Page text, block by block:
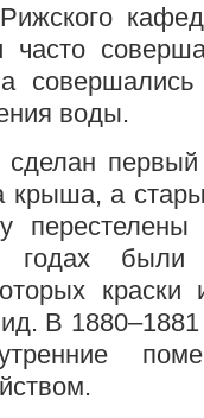
часто
воды.
первый
крыша, а
перестелены
были
В 1880–1881